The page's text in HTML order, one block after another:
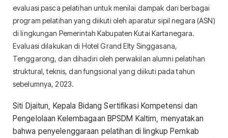
evaluasi pasca pelatihan untuk menilai dampak dari berbagai
program pelatihan yang diikuti oleh aparatur sipil negara (ASN)
di lingkungan Pemerintah Kabupaten Kutai Kartanegara.
Evaluasi dilakukan di Hotel Grand Elty Singgasana,
Tenggarong, dan dihadiri oleh perwakilan alumni pelatihan
struktural, teknis, dan fungsional yang diikuti pada tahun
sebelumnya, 2023.
Siti Djaitun, Kepala Bidang Sertifikasi Kompetensi dan
Pengelolaan Kelembagaan BPSDM Kaltim, menyatakan
bahwa penyelenggaraan pelatihan di lingkup Pemkab